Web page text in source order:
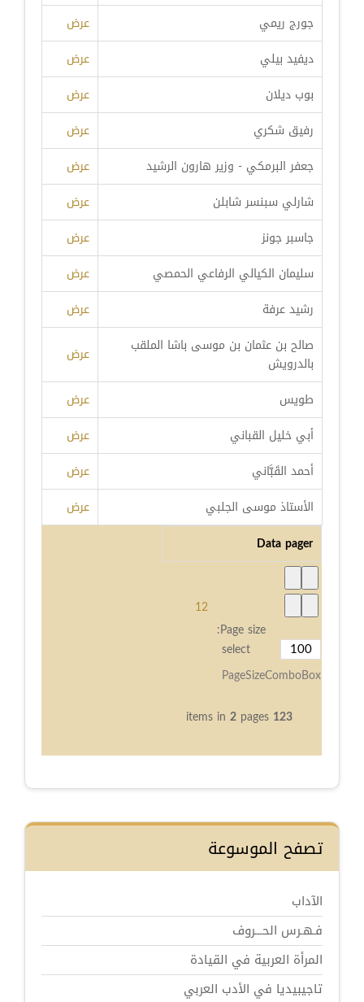
Data pager
12
Page size:
PageSizeComboBox
select
123
2 pages
جورج ريمي
عرض
ديفيد بيلي
عرض
بوب ديلان
عرض
رفيق شكري
عرض
جعفر البرمكي - وزير هارون الرشيد
عرض
شارلي سبنسر شابلن
عرض
جاسبر جونز
عرض
سليمان الكيالي الرفاعي الحمصي
عرض
رشيد عرفة
عرض
صالح بن عثمان بن موسى باشا الملقب
بالدرويش
عرض
طويس
عرض
أبي خليل القباني
عرض
أحمد القَبَّاني
عرض
الأستاذ موسى الجلبي
عرض
تصفح الموسوعة
الآداب
فـهـرس الحـــروف
المرأة العربية في القيادة
تاجيبيديا في الأدب العربي